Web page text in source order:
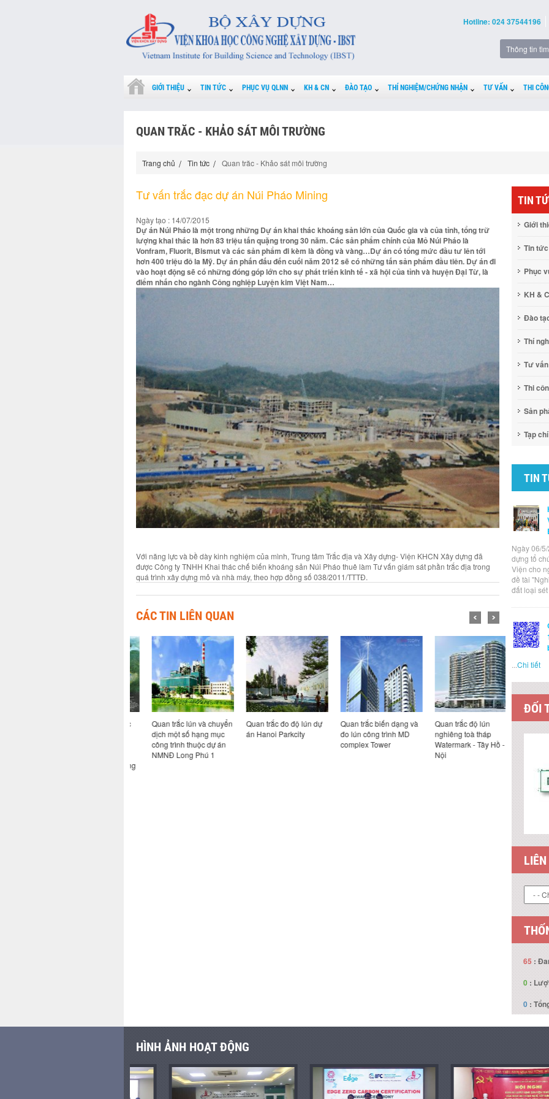
Hotline: 024 37544196
GIỚI THIỆU TIN TỨC PHỤC VỤ QLNN KH & CN ĐÀO TẠO THÍ NGHIỆM/CHỨNG NHẬN TƯ VẤN THI
QUAN TRĂC - KHẢO SÁT MÔI TRƯỜNG
Trang chủ Tin tức Quan trăc - Khảo sát môi trường
Tư vấn trắc đạc dự án Núi Pháo Mining
Ngày tạo : 14/07/2015
Dự án Núi Pháo là một trong những Dự án khai thác khoáng sản lớn của Quốc gia và của tỉnh, tổng trữ
lượng khai thác là hơn 83 triệu tấn quặng trong 30 năm. Các sản phẩm chính của Mỏ Núi Pháo là
Vonfram, Fluorit, Bismut và các sản phẩm đi kèm là đồng và vàng…Dự án có tổng mức đầu tư lên tới
hơn 400 triệu đô la Mỹ. Dự án phấn đấu đến cuối năm 2012 sẽ có những tấn sản phẩm đầu tiên. Dự án đi
vào hoạt động sẽ có những đóng góp lớn cho sự phát triển kinh tế - xã hội của tỉnh và huyện Đại Từ, là
điểm nhấn cho ngành Công nghiệp Luyện kim Việt Nam…
Với năng lực và bề dày kinh nghiệm của mình, Trung tâm Trắc địa và Xây dựng- Viện KHCN Xây dựng đã
được Công ty TNHH Khai thác chế biến khoáng sản Núi Pháo thuê làm Tư vấn giám sát phần trắc địa trong
quá trình xây dựng mỏ và nhà máy, theo hợp đồng số 038/2011/TTTĐ.
CÁC TIN LIÊN QUAN
Quan trắc lún và chuyển
dịch một số hạng mục
công trình thuộc dự án
NMNĐ Long Phú 1
Quan trắc đo độ lún dự
án Hanoi Parkcity
Quan trắc biến dạng và
đo lún công trình MD
complex Tower
Quan trắc độ lún
nghiêng toà tháp
Watermark - Tây Hồ - Hà
Quan trắc
biến
TIN
Giới
Tin tức
Phục
KH &
Đào
Thí
Tư vấn
Thi
Sản
Tạp chí
TIN
Ngày 06/
dựng tổ
Viện cho
đề tài
đất loại
...Chi tiết
ĐỐI
65 :
0 :
0 :
HÌNH ẢNH HOẠT ĐỘNG